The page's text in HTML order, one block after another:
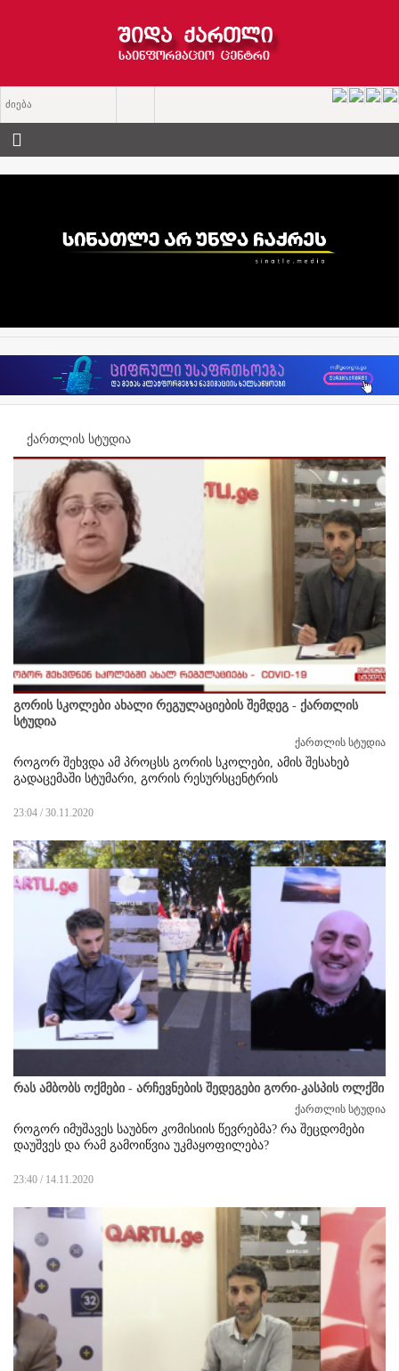
ქართლის სტუდია
გორის სკოლები ახალი რეგულაციების შემდეგ - ქართლის
სტუდია
ქართლის სტუდია
როგორ შეხვდა ამ პროცსს გორის სკოლები, ამის შესახებ
გადაცემაში სტუმარი, გორის რესურსცენტრის
23:04 / 30.11.2020
რას ამბობს ოქმები - არჩევნების შედეგები გორი-კასპის ოლქში
ქართლის სტუდია
როგორ იმუშავეს საუბნო კომისიის წევრებმა? რა შეცდომები
დაუშვეს და რამ გამოიწვია უკმაყოფილება?
23:40 / 14.11.2020